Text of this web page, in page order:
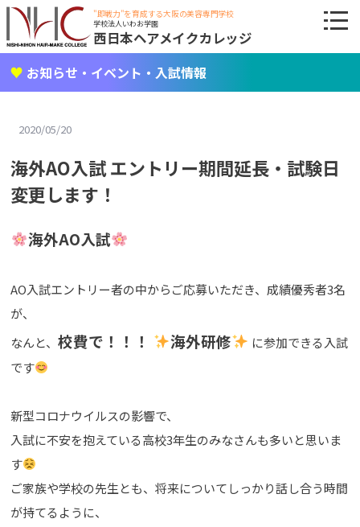
"即戦力"を育成する大阪の美容専門学校
学校法人いわお学園
西日本ヘアメイクカレッジ
お知らせ・イベント・入試情報
2020/05/20
海外AO入試 エントリー期間延長・試験日
変更します！
海外AO入試
AO入試エントリー者の中からご応募いただき、成績優秀者3名
が、
なんと、校費で！！！ 海外研修
に参加できる入試
です
新型コロナウイルスの影響で、
入試に不安を抱えている高校3年生のみなさんも多いと思いま
す
ご家族や学校の先生とも、将来についてしっかり話し合う時間
が持てるように、